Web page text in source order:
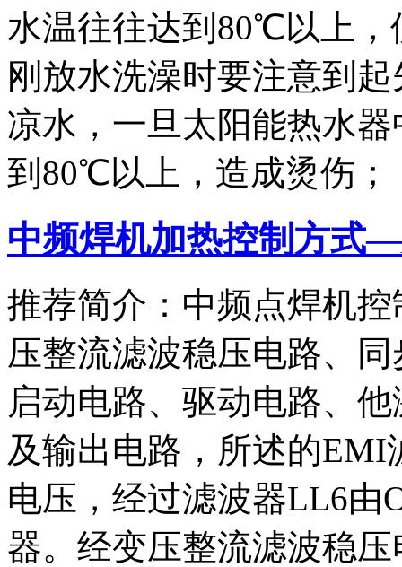
水温往往达到80℃以上，
刚放水洗澡时要注意到
凉水，一旦太阳能热水
到80℃以上，造成烫伤；
中频焊机加热控制方式
推荐简介：中频点焊机
压整流滤波稳压电路、
启动电路、驱动电路、
及输出电路，所述的
电压，经过滤波器LL6由
器。经变压整流滤波稳